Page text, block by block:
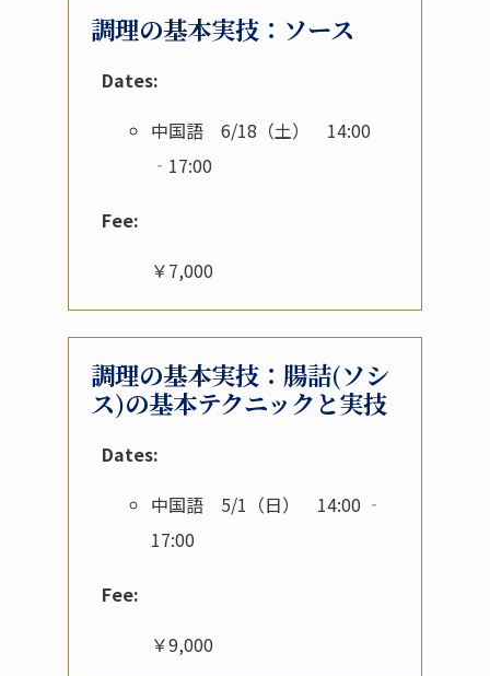
調理の基本実技：ソース
Dates:
中国語 6/18（土） 14:00
‐17:00
Fee:
￥7,000
調理の基本実技：腸詰(ソシ
ス)の基本テクニックと実技
Dates:
中国語 5/1（日） 14:00 ‐
17:00
Fee:
￥9,000